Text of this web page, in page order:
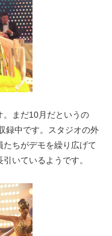
。まだ10月だというの
録中です。スタジオの外
ちがデモを繰り広げて
いているようです。